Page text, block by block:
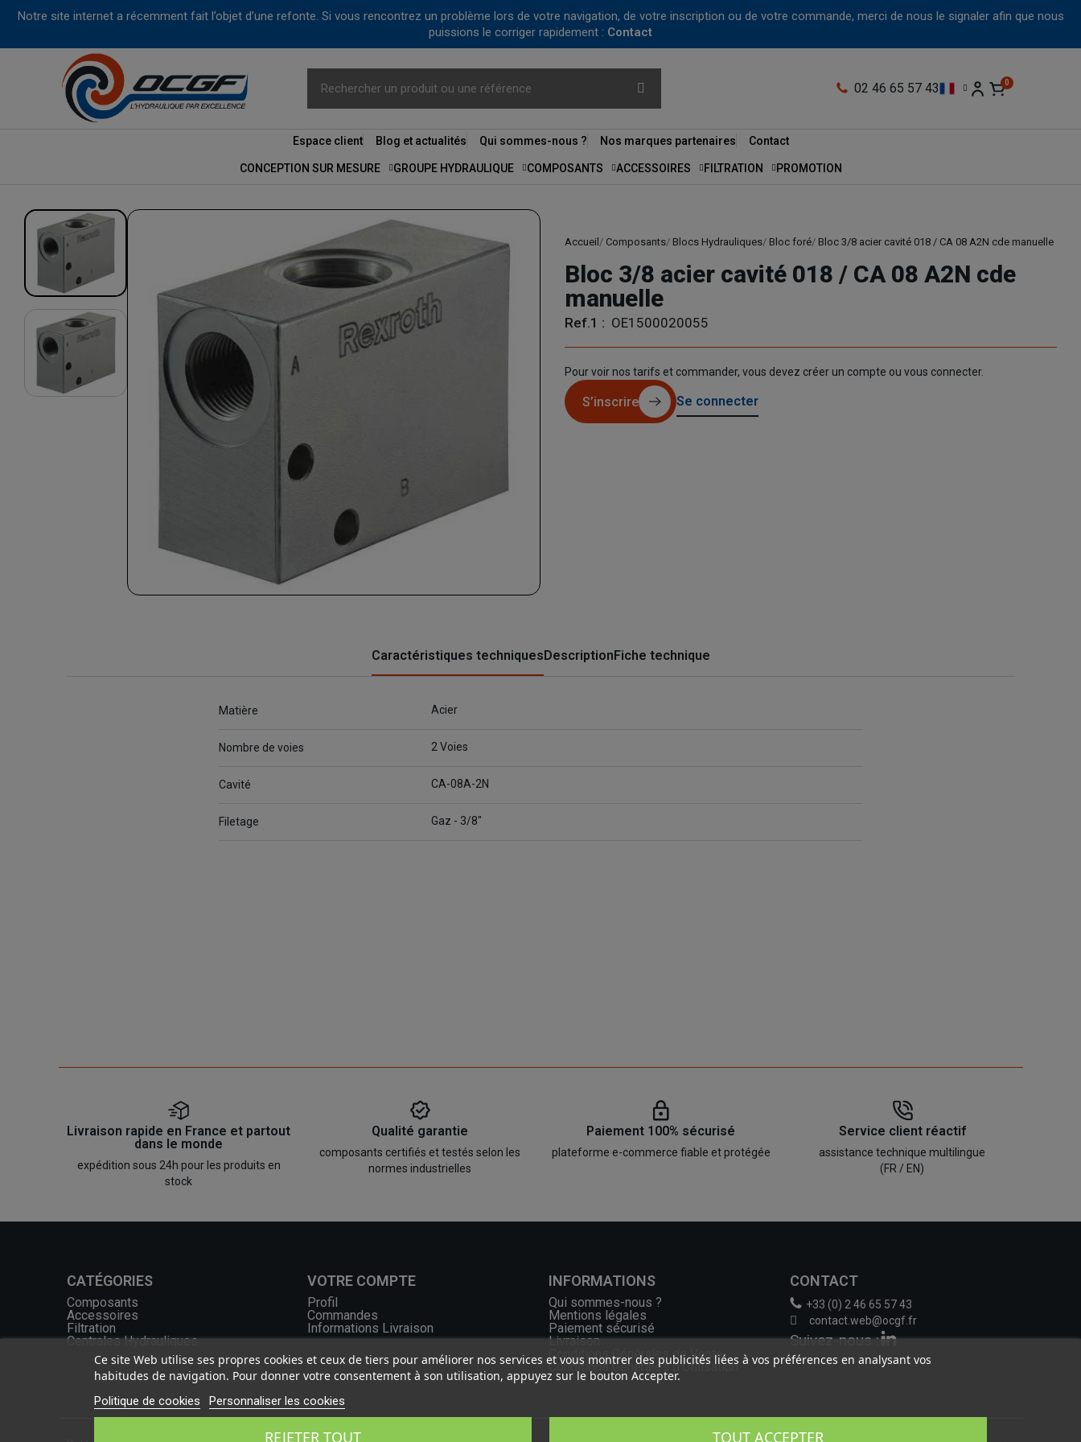
Notre site internet a récemment fait l’objet d’une refonte. Si vous rencontrez un problème lors de votre navigation, de votre inscription ou de votre commande, merci de nous le signaler afin que nous
puissions le corriger rapidement : Contact
02 46 65 57 43
Espace client Blog et actualités Qui sommes-nous ? Nos marques partenaires Contact
CONCEPTION SUR MESURE GROUPE HYDRAULIQUE COMPOSANTS ACCESSOIRES FILTRATION PROMOTION
Accueil Composants Blocs Hydrauliques Bloc foré Bloc 3/8 acier cavité 018 / CA 08 A2N cde manuelle
Bloc 3/8 acier cavité 018 / CA 08 A2N cde
manuelle
Ref.1 : OE1500020055
Pour voir nos tarifs et commander, vous devez créer un compte ou vous connecter.
S’inscrire Se connecter
Caractéristiques techniquesDescriptionFiche technique
Matière Acier
Nombre de voies 2 Voies
Cavité CA-08A-2N
Filetage Gaz - 3/8"
Livraison rapide en France et partout
dans le monde
expédition sous 24h pour les produits en
stock
Qualité garantie
composants certifiés et testés selon les
normes industrielles
Paiement 100% sécurisé
plateforme e-commerce fiable et protégée
Service client réactif
assistance technique multilingue
(FR / EN)
CATÉGORIES
Composants
Accessoires
Filtration
Centrales Hydrauliques
VOTRE COMPTE
Profil
Commandes
Informations Livraison
INFORMATIONS
Qui sommes-nous ?
Mentions légales
Paiement sécurisé
Livraison
Conditions Générales de Vente
Conditions Générales d'Utilisation
CONTACT
+33 (0) 2 46 65 57 43
contact.web@ocgf.fr
Suivez-nous :
Ce site Web utilise ses propres cookies et ceux de tiers pour améliorer nos services et vous montrer des publicités liées à vos préférences en analysant vos
habitudes de navigation. Pour donner votre consentement à son utilisation, appuyez sur le bouton Accepter.
Politique de cookies Personnaliser les cookies
REJETER TOUT TOUT ACCEPTER